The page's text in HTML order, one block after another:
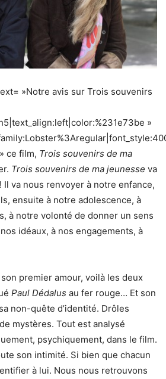
»Notre avis sur Trois souvenirs
»
ce film, Trois souvenirs de ma
Trois souvenirs de ma jeunesse va
va nous renvoyer à notre enfance,
ensuite à notre adolescence, à
à notre volonté de donner un sens
idéaux, à nos engagements, à
son premier amour, voilà les deux
Paul Dédalus au fer rouge… Et son
non-quête d’identité. Drôles
mystères. Tout est analysé
psychiquement, dans le film.
son intimité. Si bien que chacun
à lui. Nous nous retrouvons